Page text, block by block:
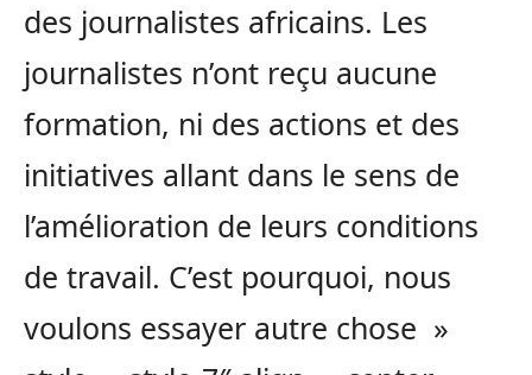
des journalistes africains. Les
journalistes n’ont reçu aucune
formation, ni des actions et des
initiatives allant dans le sens de
l’amélioration de leurs conditions
de travail. C’est pourquoi, nous
voulons essayer autre chose »